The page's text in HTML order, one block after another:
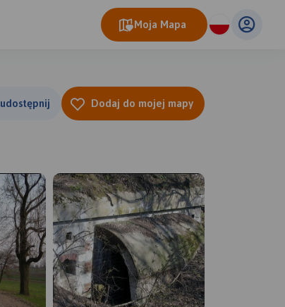
Moja Mapa
udostępnij Dodaj do mojej mapy